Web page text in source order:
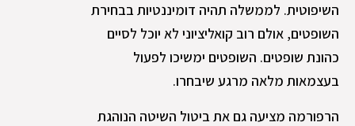
השיפוטית. לממשלה תהיה דומיננטיות בבחירת
השופטים, אולם רוב קואליציוני לא יוכל לסיים
כהונת שופטים. השופטים ימשיכו לפעול
בעצמאות מלאה מרגע שיבחרו.
הרפורמה מציעה גם את ביטול השיטה הנוהגת